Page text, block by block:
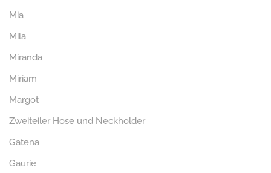
Mia
Mila
Miranda
Miriam
Margot
Zweiteiler Hose und Neckholder
Gatena
Gaurie